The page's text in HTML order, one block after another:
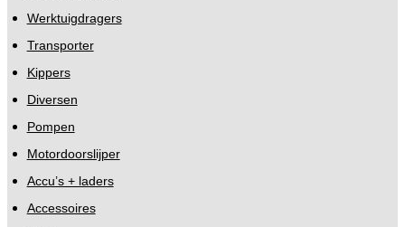
Werktuigdragers
Transporter
Kippers
Diversen
Pompen
Motordoorslijper
Accu’s + laders
Accessoires